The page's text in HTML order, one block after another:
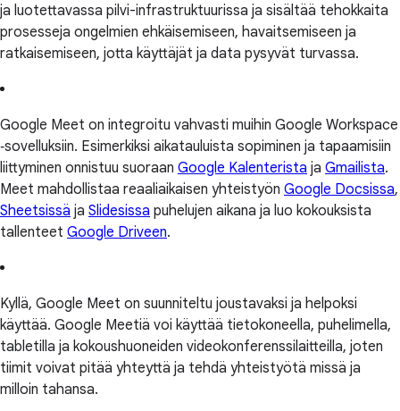
ja luotettavassa pilvi-infrastruktuurissa ja sisältää tehokkaita
prosesseja ongelmien ehkäisemiseen, havaitsemiseen ja
ratkaisemiseen, jotta käyttäjät ja data pysyvät turvassa.
Google Meet on integroitu vahvasti muihin Google Workspace
‑sovelluksiin. Esimerkiksi aikatauluista sopiminen ja tapaamisiin
liittyminen onnistuu suoraan Google Kalenterista ja Gmailista.
Meet mahdollistaa reaaliaikaisen yhteistyön Google Docsissa,
Sheetsissä ja Slidesissa puhelujen aikana ja luo kokouksista
tallenteet Google Driveen.
Kyllä, Google Meet on suunniteltu joustavaksi ja helpoksi
käyttää. Google Meetiä voi käyttää tietokoneella, puhelimella,
tabletilla ja kokoushuoneiden videokonferenssilaitteilla, joten
tiimit voivat pitää yhteyttä ja tehdä yhteistyötä missä ja
milloin tahansa.